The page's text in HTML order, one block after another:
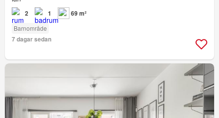
2 1 69 m²
Barnområde
7 dagar sedan